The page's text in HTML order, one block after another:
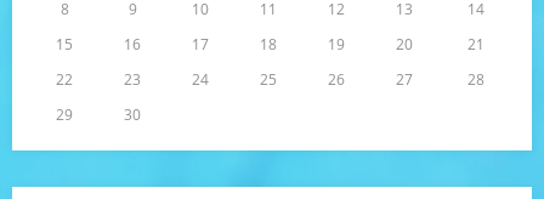
8
9 10 11 12 13
14
15
16 17 18 19 20
21
22
23 24 25 26 27
28
29
30